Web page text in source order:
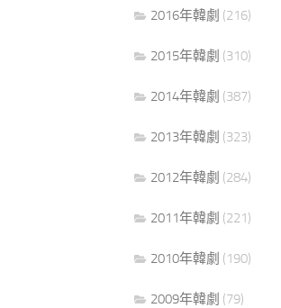
2016年韓劇 (216)
2015年韓劇 (310)
2014年韓劇 (387)
2013年韓劇 (323)
2012年韓劇 (284)
2011年韓劇 (221)
2010年韓劇 (190)
2009年韓劇 (79)